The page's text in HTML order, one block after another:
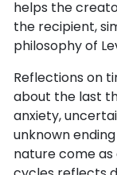
helps the
the recipient,
philosophy of
Reflections on
about the last
anxiety,
unknown
nature come